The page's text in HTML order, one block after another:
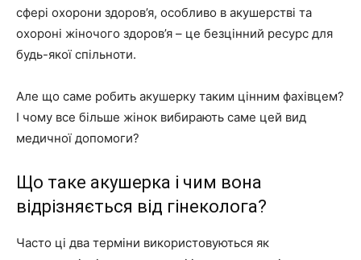
сфері охорони здоров’я, особливо в акушерстві та
охороні жіночого здоров’я – це безцінний ресурс для
будь-якої спільноти.
Але що саме робить акушерку таким цінним фахівцем?
І чому все більше жінок вибирають саме цей вид
медичної допомоги?
Що таке акушерка і чим вона
відрізняється від гінеколога?
Часто ці два терміни використовуються як